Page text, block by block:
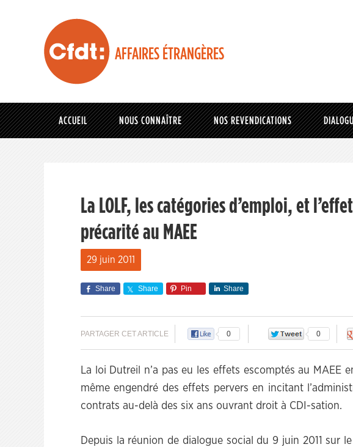
AFFAIRES ÉTRANGÈRES
ACCUEIL NOUS CONNAÎTRE NOS REVENDICATIONS
La LOLF, les catégories d’emploi, et
précarité au MAEE
29 juin 2011
Share Share Pin Share
PARTAGER CET ARTICLE 0 0
La loi Dutreil n’a pas eu les effets escomptés au MAEE
même engendré des effets pervers en incitant
contrats au-delà des six ans ouvrant droit à CDI-sation.
Depuis la réunion de dialogue social du 9 juin 2011 sur